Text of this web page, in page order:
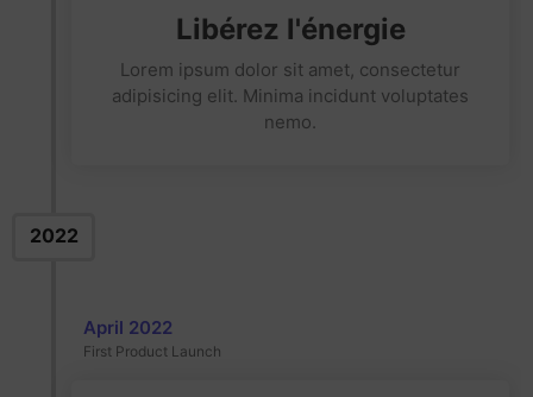
Libérez l'énergie
Lorem ipsum dolor sit amet, consectetur
adipisicing elit. Minima incidunt voluptates
nemo.
2022
April 2022
First Product Launch